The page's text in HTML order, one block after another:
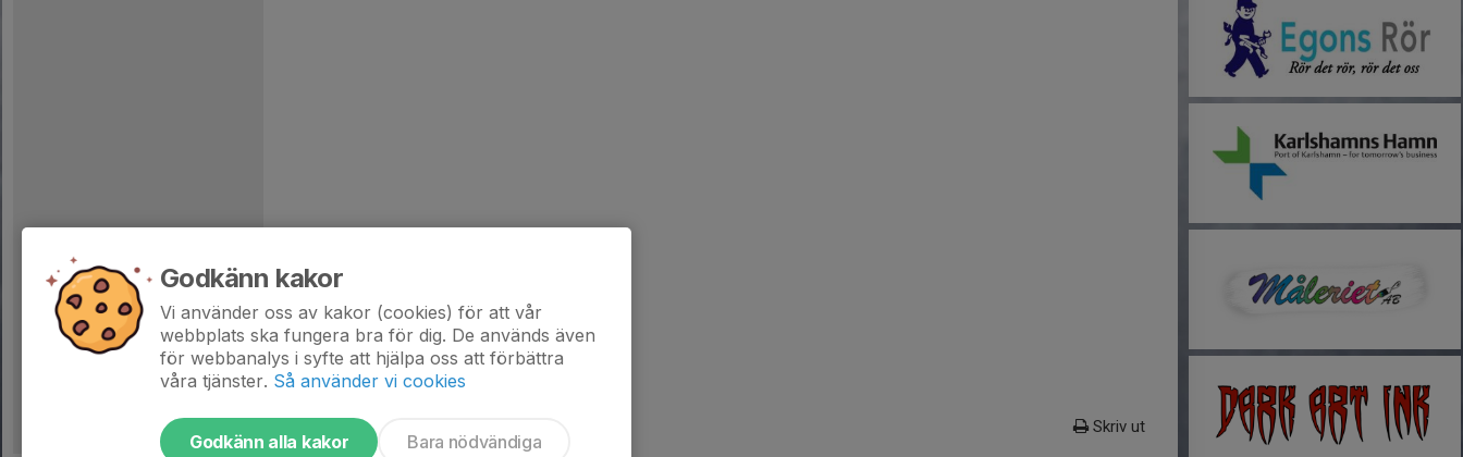
Skriv ut
Godkänn kakor
Vi använder oss av kakor (cookies) för att vår
webbplats ska fungera bra för dig. De används även
för webbanalys i syfte att hjälpa oss att förbättra
våra tjänster. Så använder vi cookies
Godkänn alla kakor Bara nödvändiga